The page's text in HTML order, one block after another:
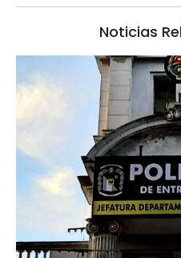
Noticias